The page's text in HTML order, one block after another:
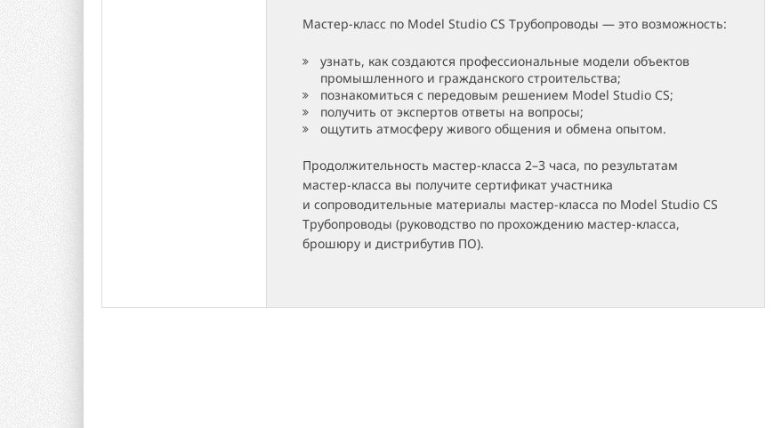
Мастер-класс по Model Studio CS Трубопроводы — это возможность:
узнать, как создаются профессиональные модели объектов
промышленного и гражданского строительства;
познакомиться с передовым решением Model Studio CS;
получить от экспертов ответы на вопросы;
ощутить атмосферу живого общения и обмена опытом.
Продолжительность мастер-класса 2–3 часа, по результатам
мастер-класса вы получите сертификат участника
и сопроводительные материалы мастер-класса по Model Studio CS
Трубопроводы (руководство по прохождению мастер-класса,
брошюру и дистрибутив ПО).